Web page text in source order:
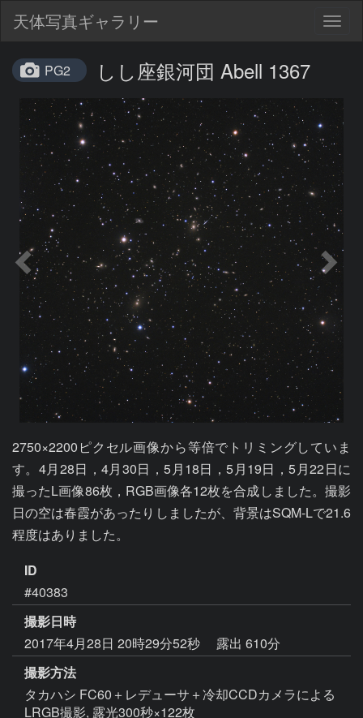
天体写真ギャラリー
PG2 しし座銀河団 Abell 1367
2750×2200ピクセル画像から等倍でトリミングしていま
す。4月28日，4月30日，5月18日，5月19日，5月22日に
撮ったL画像86枚，RGB画像各12枚を合成しました。撮影
日の空は春霞があったりしましたが、背景はSQM-Lで21.6
程度はありました。
ID
#40383
撮影日時
2017年4月28日 20時29分52秒
露出 610分
撮影方法
タカハシ FC60＋レデューサ＋冷却CCDカメラによる
LRGB撮影, 露光300秒×122枚